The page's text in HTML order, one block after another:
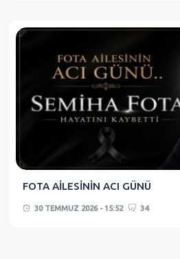
FOTA AİLESİNİN ACI GÜNÜ
30 TEMMUZ 2026 - 15:52 34